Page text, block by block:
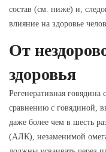
состав (см. ниже) и,
влияние на здоровье
От
здоровья
Регенеративная
сравнению с говядиной,
даже более чем в шесть
(АЛК), незаменимой